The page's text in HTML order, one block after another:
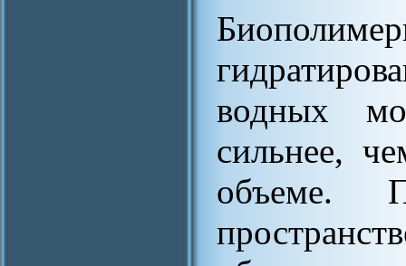
водных
сильнее,
объеме.